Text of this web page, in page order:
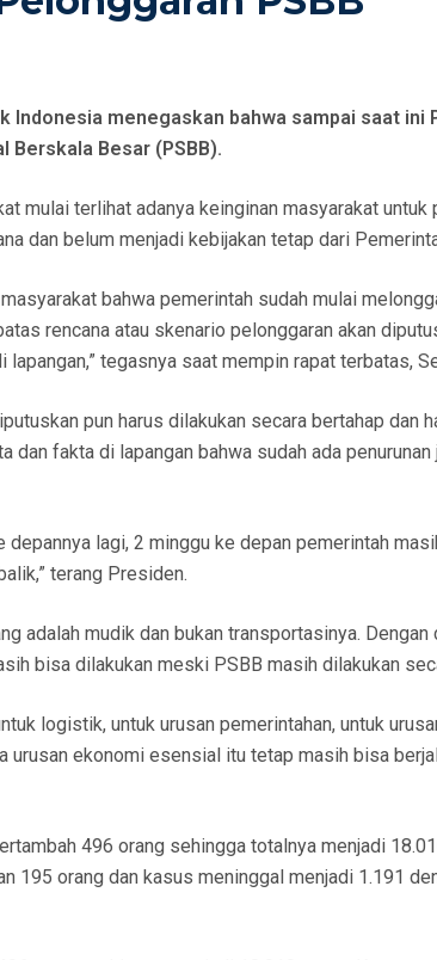
Indonesia menegaskan bahwa sampai saat ini
Berskala Besar (PSBB).
mulai terlihat adanya keinginan masyarakat untuk
dan belum menjadi kebijakan tetap dari
bahwa pemerintah sudah mulai
rencana atau skenario pelonggaran akan
tegasnya saat mempin rapat terbatas,
pun harus dilakukan secara bertahap dan
dan fakta di lapangan bahwa sudah ada
depannya lagi, 2 minggu ke depan pemerintah
terang Presiden.
adalah mudik dan bukan transportasinya.
bisa dilakukan meski PSBB masih dilakukan
logistik, untuk urusan pemerintahan, untuk
urusan ekonomi esensial itu tetap masih bisa
496 orang sehingga totalnya menjadi
195 orang dan kasus meninggal menjadi 1.191